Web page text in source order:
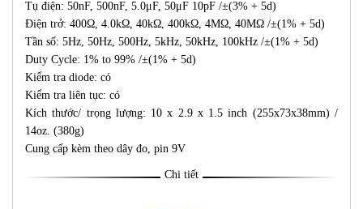
Tụ điện: 50nF, 500nF, 5.0μF, 50μF 10pF /±(3% + 5d)
Điện trở: 400Ω, 4.0kΩ, 40kΩ, 400kΩ, 4MΩ, 40MΩ /±(1% + 5d)
Tần số: 5Hz, 50Hz, 500Hz, 5kHz, 50kHz, 100kHz /±(1% + 5d)
Duty Cycle: 1% to 99% /±(1% + 5d)
Kiểm tra diode: có
Kiểm tra liên tục: có
Kích thước/ trọng lượng: 10 x 2.9 x 1.5 inch (255x73x38mm) /
14oz. (380g)
Cung cấp kèm theo dây đo, pin 9V
Chi tiết